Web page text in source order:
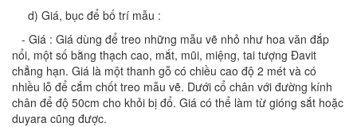
d) Giá, bục để bố trí mẫu :
- Giá : Giá dùng để treo những mẫu vẽ nhỏ như hoa văn đắp
nổi, một số bằng thạch cao, mắt, mũi, miệng, tai tượng Đavit
chẳng hạn. Giá là một thanh gỗ có chiều cao độ 2 mét và có
nhiều lỗ để cắm chốt treo mẫu vẽ. Dưới cổ chân với đường kính
chân để độ 50cm cho khỏi bị đổ. Giá có thể làm từ gióng sắt hoặc
duyara cũng được.